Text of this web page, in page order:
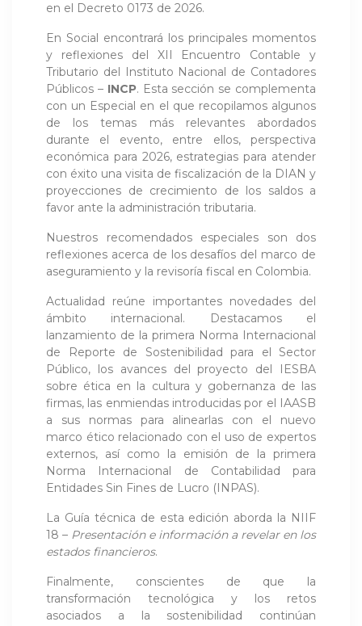
en el Decreto 0173 de 2026.
En Social encontrará los principales momentos
y reflexiones del XII Encuentro Contable y
Tributario del Instituto Nacional de Contadores
Públicos – INCP. Esta sección se complementa
con un Especial en el que recopilamos algunos
de los temas más relevantes abordados
durante el evento, entre ellos, perspectiva
económica para 2026, estrategias para atender
con éxito una visita de fiscalización de la DIAN y
proyecciones de crecimiento de los saldos a
favor ante la administración tributaria.
Nuestros recomendados especiales son dos
reflexiones acerca de los desafíos del marco de
aseguramiento y la revisoría fiscal en Colombia.
Actualidad reúne importantes novedades del
ámbito internacional. Destacamos el
lanzamiento de la primera Norma Internacional
de Reporte de Sostenibilidad para el Sector
Público, los avances del proyecto del IESBA
sobre ética en la cultura y gobernanza de las
firmas, las enmiendas introducidas por el IAASB
a sus normas para alinearlas con el nuevo
marco ético relacionado con el uso de expertos
externos, así como la emisión de la primera
Norma Internacional de Contabilidad para
Entidades Sin Fines de Lucro (INPAS).
La Guía técnica de esta edición aborda la NIIF
18 – Presentación e información a revelar en los
estados financieros.
Finalmente, conscientes de que la
transformación tecnológica y los retos
asociados a la sostenibilidad continúan